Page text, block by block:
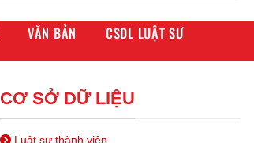
VĂN BẢN
CSDL LUẬT SƯ
CƠ SỞ DỮ LIỆU
Luật sư thành viên